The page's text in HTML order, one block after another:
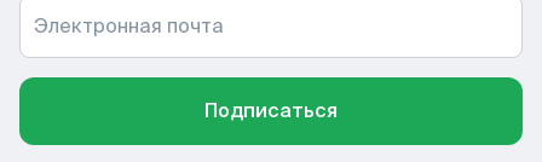
Электронная почта
Подписаться